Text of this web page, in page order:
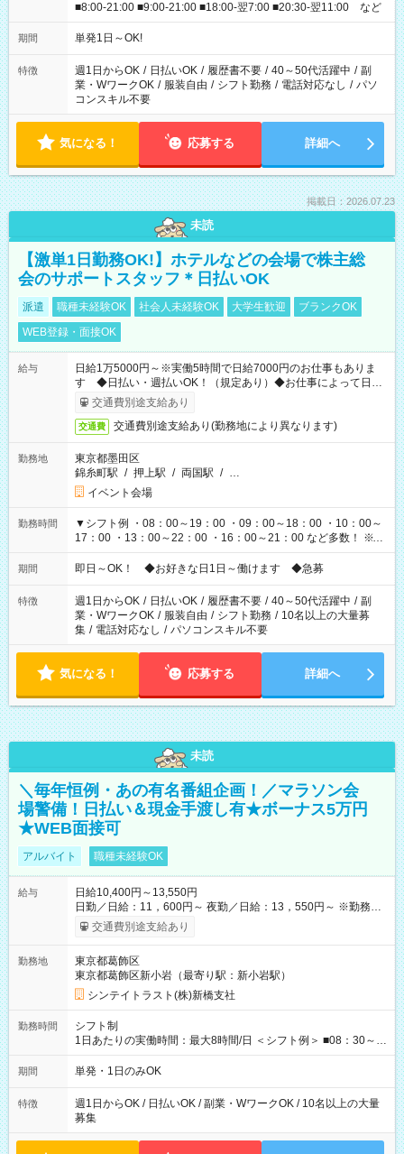
■8:00-21:00 ■9:00-21:00 ■18:00-翌7:00 ■20:30-翌11:00 など
期間 単発1日～OK!
特徴 週1日からOK / 日払いOK / 履歴書不要 / 40～50代活躍中 / 副
業・WワークOK / 服装自由 / シフト勤務 / 電話対応なし / パソ
コンスキル不要
気になる！ 応募する 詳細へ
掲載日：2026.07.23
未読
【激単1日勤務OK!】ホテルなどの会場で株主総
会のサポートスタッフ＊日払いOK
派遣 職種未経験OK 社会人未経験OK 大学生歓迎
ブランクOK
WEB登録・面接OK
給与
日給1万5000円～※実働5時間で日給7000円のお仕事もありま
す ◆日払い・週払いOK！（規定あり）◆お仕事によって日給
も異なります
交通費別途支給あり
交通費 交通費別途支給あり(勤務地により異なります)
勤務地
東京都墨田区
錦糸町駅 / 押上駅 / 両国駅 / …
イベント会場
勤務時間
▼シフト例 ・08：00～19：00 ・09：00～18：00 ・10：00～
17：00 ・13：00～22：00 ・16：00～21：00 など多数！ ※お
仕事により勤務時間が異なります
期間 即日～OK！ ◆お好きな日1日～働けます ◆急募
特徴 週1日からOK / 日払いOK / 履歴書不要 / 40～50代活躍中 / 副
業・WワークOK / 服装自由 / シフト勤務 / 10名以上の大量募
集 / 電話対応なし / パソコンスキル不要
気になる！ 応募する 詳細へ
未読
＼毎年恒例・あの有名番組企画！／マラソン会
場警備！日払い＆現金手渡し有★ボーナス5万円
★WEB面接可
アルバイト 職種未経験OK
給与
日給10,400円～13,550円
日勤／日給：11，600円～ 夜勤／日給：13，550円～ ※勤務数
が週2日以下の場合 日勤／日給：10，400円 夜勤／日給：12，
350円 ■交通費別途全額支給 ※規定あり ■支払方法：日払い └日
⇒希望をお聞かせください♪ ■各種資格手当あり ■残業手当あり ■
日給保障あり └早く終わっても”全額”支給！ ----- ≪ 法定研
修 ≫ 研修時の給与： 日給10，000円×3日間（24時間） ＝研
修費として合計30，000円支給 ＋交通費全額支給 ※規定あり
【試用期間】試用期間なし
交通費別途支給あり
勤務地
東京都葛飾区
東京都葛飾区新小岩（最寄り駅：新小岩駅）
シンテイトラスト(株)新橋支社
勤務時間
シフト制
1日あたりの実働時間：最大8時間/日 ＜シフト例＞ ■08：30～
17：30 ■20：00～翌5：00 など！ 上記時間内で、 実働8時
間・休憩1時間／日
期間 単発・1日のみOK
特徴
週1日からOK / 日払いOK / 副業・WワークOK / 10名以上の大量
募集